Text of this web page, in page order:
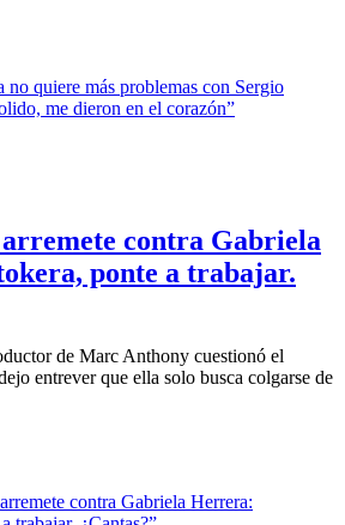
contra Gabriela
ponte a trabajar.
de Marc Anthony cuestionó el
entrever que ella solo busca colgarse de